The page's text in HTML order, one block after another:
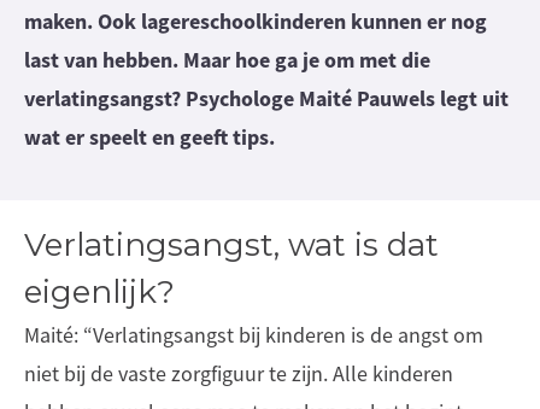
maken. Ook lagereschoolkinderen kunnen er nog
last van hebben. Maar hoe ga je om met die
verlatingsangst? Psychologe Maité Pauwels legt uit
wat er speelt en geeft tips.
Verlatingsangst, wat is dat
eigenlijk?
Maité: “Verlatingsangst bij kinderen is de angst om
niet bij de vaste zorgfiguur te zijn. Alle kinderen